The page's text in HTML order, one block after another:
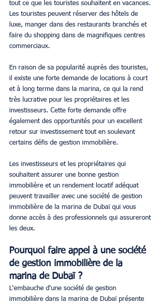
tout ce que les touristes souhaitent en vacances.
Les touristes peuvent réserver des hôtels de
luxe, manger dans des restaurants branchés et
faire du shopping dans de magnifiques centres
commerciaux.
En raison de sa popularité auprès des touristes,
il existe une forte demande de locations à court
et à long terme dans la marina, ce qui la rend
très lucrative pour les propriétaires et les
investisseurs. Cette forte demande offre
également des opportunités pour un excellent
retour sur investissement tout en soulevant
certains défis de gestion immobilière.
Les investisseurs et les propriétaires qui
souhaitent assurer une bonne gestion
immobilière et un rendement locatif adéquat
peuvent travailler avec une société de gestion
immobilière de la marina de Dubaï qui vous
donne accès à des professionnels qui assureront
les deux.
Pourquoi faire appel à une société
de gestion immobilière de la
marina de Dubaï ?
L'embauche d'une société de gestion
immobilière dans la marina de Dubaï présente